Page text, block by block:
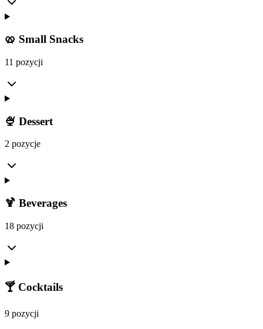
🥨 Small Snacks
11 pozycji
🍨 Dessert
2 pozycje
🍹 Beverages
18 pozycji
🍸 Cocktails
9 pozycji